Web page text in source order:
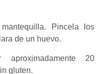
Pincela los
de un huevo.
20
gluten.